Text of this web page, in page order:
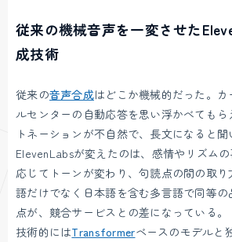
従来の機械音声を一変させた
成技術
従来の音声合成はどこか機械的だった。
ルセンターの自動応答を思い浮かべても
トネーションが不自然で、長文になると聞
ElevenLabsが変えたのは、感情やリズム
応じてトーンが変わり、句読点の間の取
語だけでなく日本語を含む多言語で同等の
点が、競合サービスとの差になっている。
技術的にはTransformerベースのモデルと